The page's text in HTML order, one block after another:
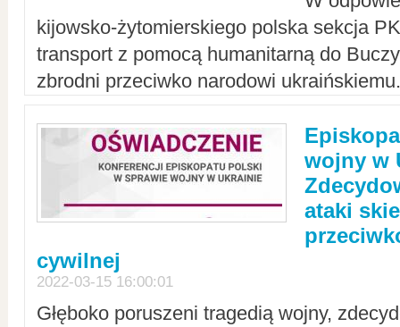
kijowsko-żytomierskiego polska sekcja
transport z pomocą humanitarną do
zbrodni przeciwko narodowi
wojny w
ataki
cywilnej
2022-03-15 16:00:01
Głęboko poruszeni tragedią wojny,